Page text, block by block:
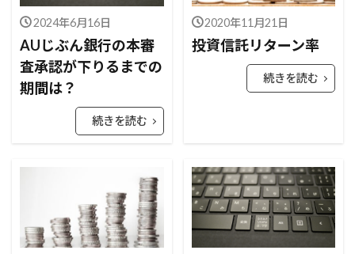
2024年6月16日
AUじぶん銀行の本審
査承認が下りるまでの
期間は？
続きを読む
2020年11月21日
投資信託リターン率
続きを読む